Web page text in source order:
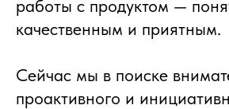
работы с продуктом —
качественным и приятным.
Сейчас мы в поиске
проактивного и